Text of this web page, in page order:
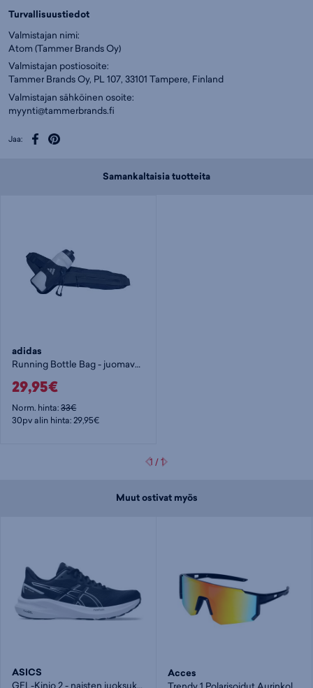
Turvallisuustiedot
Valmistajan nimi:
Atom (Tammer Brands Oy)
Valmistajan postiosoite:
Tammer Brands Oy, PL 107, 33101 Tampere, Finland
Valmistajan sähköinen osoite:
myynti@tammerbrands.fi
Jaa:
Samankaltaisia tuotteita
adidas
Running Bottle Bag - juomavyö
29,95€
Norm. hinta:33€
30pv alin hinta: 29,95€
1 /1
Muut ostivat myös
ASICS Acces